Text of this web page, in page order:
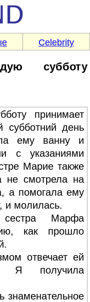
Celebrity
субботу
принимает
субботний день
ему ванну и
с указаниями
Марие также
не смотрела на
а помогала ему
и молилась.
Марфа
как прошло
отвечает ей
Я получила
знаменательное